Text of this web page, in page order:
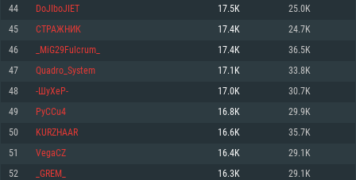
최소사양
운영체제: Windows 10 (64 bit)
프로세서: 2.2 GHz 듀얼코어 이상
메모리: 4GB
그래픽 카드: DirectX 11 이상을 지원하는 AMD Radeon 77XX / NVIDIA
GeForce GT 660. 최소 사양 해상도: 720p
최소사양
운영체제: Mac OS Big Sur 11.0
프로세서: 최소 2.2 GHz의 Core i5 (Intel Xeon 은 지원하지 않습니다)
메모리: 6 GB
그래픽 카드: Metal 을 지원하는 Intel Iris Pro 5200 (Mac), 혹은 이와 비슷한 성
능을 가지는 Mac 버전의 AMD/Nvidia. 최소 해상도: 720p
최소사양
운영체제: 64bit Linux 중 최신 버전
프로세서: 2.4 GHz 듀얼코어
메모리: 4 GB
그래픽 카드: Vulkan 을 지원하고, 최신 그래픽 드라이버를 지원하는 NVIDIA
660 (6개월 미만) 혹은 그와 동급의 성능을 가지며 최신 그래픽 드라이버를 지
44 DoJIboJIET 17.5K 25.0K
45 СТРАЖНИК 17.4K 24.7K
46 _MiG29Fulcrum_ 17.4K 36.5K
47 Quadro_System 17.1K 33.8K
48 -ШуХеР- 17.0K 30.7K
49 PyCCu4 16.8K 29.9K
50 KURZHAAR 16.6K 35.7K
51 VegaCZ 16.4K 29.1K
52 _GREM_ 16.3K 29.1K